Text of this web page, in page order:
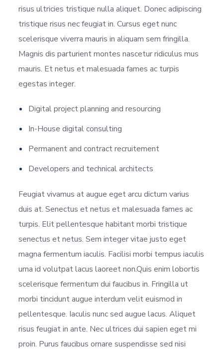
risus ultricies tristique nulla aliquet. Donec adipiscing
tristique risus nec feugiat in. Cursus eget nunc
scelerisque viverra mauris in aliquam sem fringilla.
Magnis dis parturient montes nascetur ridiculus mus
mauris. Et netus et malesuada fames ac turpis
egestas integer.
Digital project planning and resourcing
In-House digital consulting
Permanent and contract recruitement
Developers and technical architects
Feugiat vivamus at augue eget arcu dictum varius
duis at. Senectus et netus et malesuada fames ac
turpis. Elit pellentesque habitant morbi tristique
senectus et netus. Sem integer vitae justo eget
magna fermentum iaculis. Facilisi morbi tempus iaculis
urna id volutpat lacus laoreet non.Quis enim lobortis
scelerisque fermentum dui faucibus in. Fringilla ut
morbi tincidunt augue interdum velit euismod in
pellentesque. Iaculis nunc sed augue lacus. Aliquet
risus feugiat in ante. Nec ultrices dui sapien eget mi
proin. Purus faucibus ornare suspendisse sed nisi